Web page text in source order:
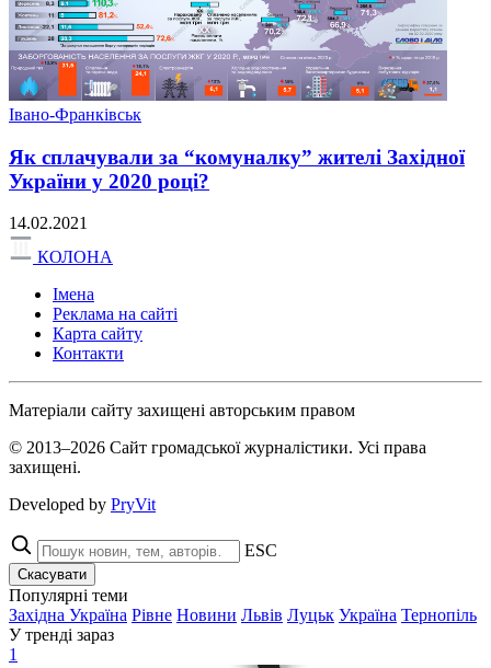
Івано-Франківськ
Як сплачували за “комуналку” жителі Західної
України у 2020 році?
14.02.2021
КОЛОНА
Імена
Реклама на сайті
Карта сайту
Контакти
Матеріали сайту захищені авторським правом
© 2013–2026 Сайт громадської журналістики. Усі права
захищені.
Developed by PryVit
ESC
Скасувати
Популярні теми
Західна Україна Рівне Новини Львів Луцьк Україна Тернопіль
У тренді зараз
1